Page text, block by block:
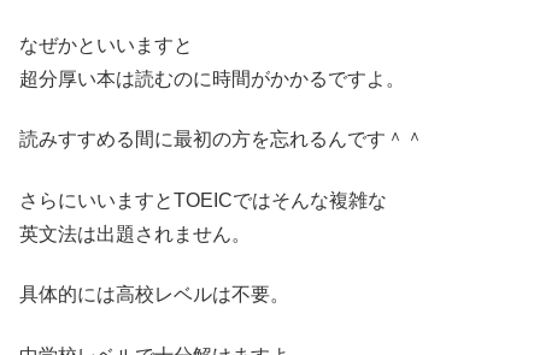
なぜかといいますと
超分厚い本は読むのに時間がかかるですよ。
読みすすめる間に最初の方を忘れるんです＾＾
さらにいいますとTOEICではそんな複雑な
英文法は出題されません。
具体的には高校レベルは不要。